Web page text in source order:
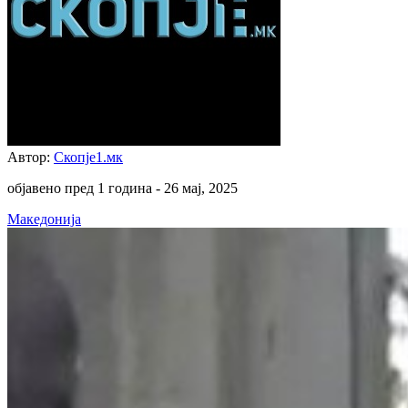
Автор: Скопје1.мк
објавено пред 1 година - 26 мај, 2025
Македонија